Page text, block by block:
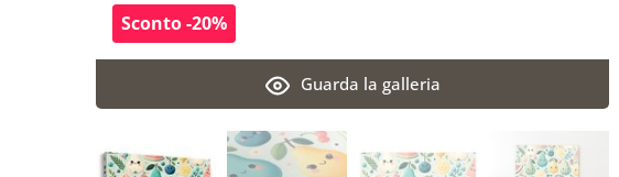
Guarda la galleria
Sconto -20%